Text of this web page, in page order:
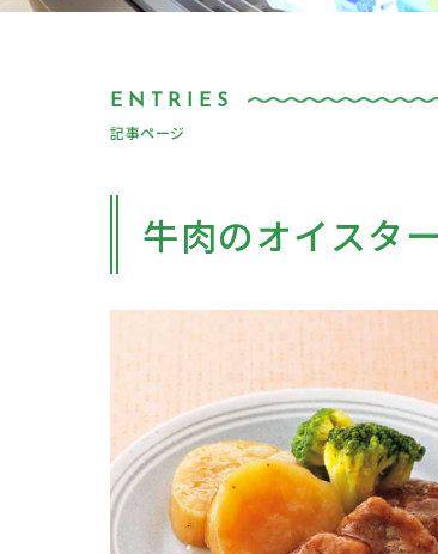
記事ページ
牛肉のオイスタ